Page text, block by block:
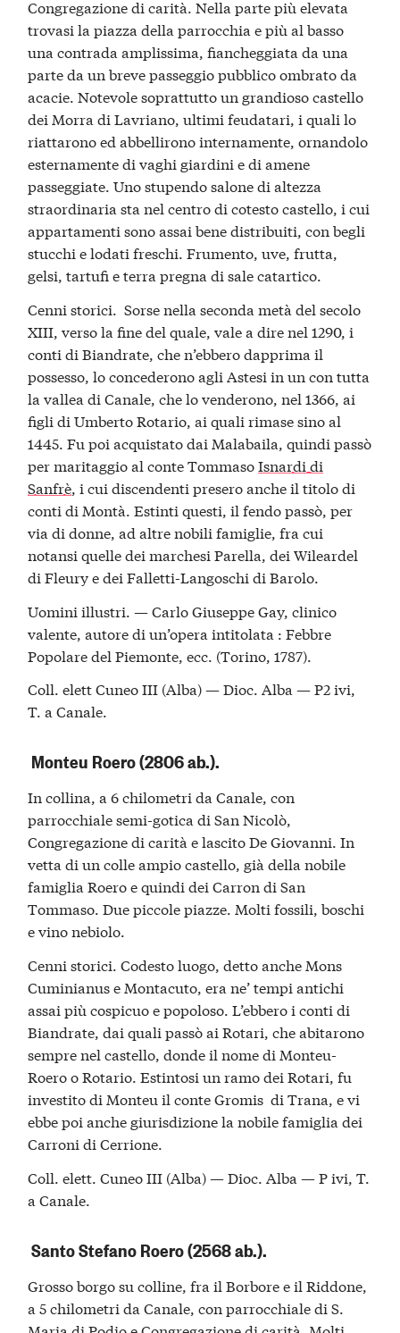
Congregazione di carità. Nella parte più elevata
trovasi la piazza della parrocchia e più al basso
una contrada amplissima, fiancheggiata da una
parte da un breve passeggio pubblico ombrato da
acacie. Notevole soprattutto un grandioso castello
dei Morra di Lavriano, ultimi feudatari, i quali lo
riattarono ed abbellirono internamente, ornandolo
esternamente di vaghi giardini e di amene
passeggiate. Uno stupendo salone di altezza
straordinaria sta nel centro di cotesto castello, i cui
appartamenti sono assai bene distribuiti, con begli
stucchi e lodati freschi. Frumento, uve, frutta,
gelsi, tartufi e terra pregna di sale catartico.
Cenni storici. Sorse nella seconda metà del secolo
XIII, verso la fine del quale, vale a dire nel 1290, i
conti di Biandrate, che n’ebbero dapprima il
possesso, lo concederono agli Astesi in un con tutta
la vallea di Canale, che lo venderono, nel 1366, ai
figli di Umberto Rotario, ai quali rimase sino al
1445. Fu poi acquistato dai Malabaila, quindi passò
per maritaggio al conte TommasoIsnardi di
Sanfrè, i cui discendenti presero anche il titolo di
conti di Montà. Estinti questi, il fendo passò, per
via di donne, ad altre nobili famiglie, fra cui
notansi quelle dei marchesi Parella, dei Wileardel
di Fleury e dei Falletti-Langoschi di Barolo.
Uomini illustri. — Carlo Giuseppe Gay, clinico
valente, autore di un’opera intitolata : Febbre
Popolare del Piemonte, ecc. (Torino, 1787).
Coll. elett Cuneo III (Alba) — Dioc. Alba — P2 ivi,
T. a Canale.
Monteu Roero (2806 ab.).
In collina, a 6 chilometri da Canale, con
parrocchiale semi-gotica di San Nicolò,
Congregazione di carità e lascito De Giovanni. In
vetta di un colle ampio castello, già della nobile
famiglia Roero e quindi dei Carron di San
Tommaso. Due piccole piazze. Molti fossili, boschi
e vino nebiolo.
Cenni storici. Codesto luogo, detto anche Mons
Cuminianus e Montacuto, era ne’ tempi antichi
assai più cospicuo e popoloso. L’ebbero i conti di
Biandrate, dai quali passò ai Rotari, che abitarono
sempre nel castello, donde il nome di Monteu-
Roero o Rotario. Estintosi un ramo dei Rotari, fu
investito di Monteu il conte Gromis di Trana, e vi
ebbe poi anche giurisdizione la nobile famiglia dei
Carroni di Cerrione.
Coll. elett. Cuneo III (Alba) — Dioc. Alba — P ivi, T.
a Canale.
Santo Stefano Roero (2568 ab.).
Grosso borgo su colline, fra il Borbore e il Riddone,
a 5 chilometri da Canale, con parrocchiale di S.